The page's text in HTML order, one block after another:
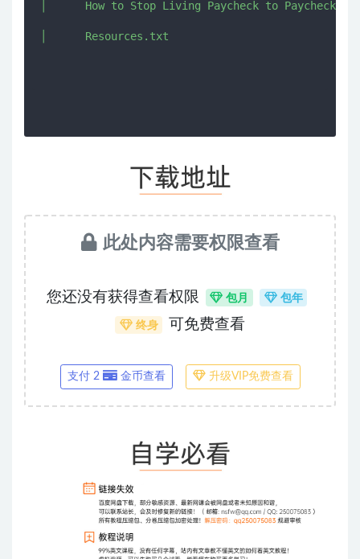
│      How to Stop Living Paycheck to
│      Resources.txt
此处内容需要权限查看
您还没有获得查看权限 包月 包年
终身 可免费查看
支付 2 金币查看 升级VIP免费查看